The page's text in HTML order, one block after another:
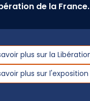
de la France.
plus sur la
plus sur l'exposition